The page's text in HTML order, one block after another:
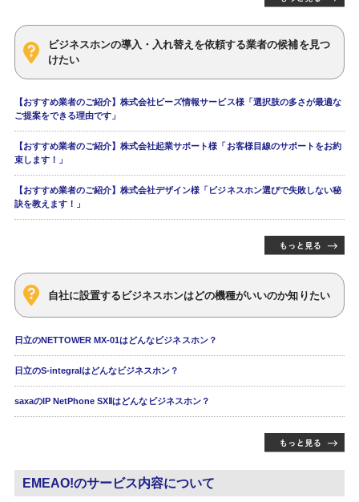
ビジネスホンの導入・入れ替えを依頼する業者の候補を見つ
けたい
【おすすめ業者のご紹介】株式会社ビーズ情報サービス様「選択肢の多さが最適な
ご提案をできる理由です」
【おすすめ業者のご紹介】株式会社起業サポート様「お客様目線のサポートをお約
束します！」
【おすすめ業者のご紹介】株式会社デザイン様「ビジネスホン選びで失敗しない秘
訣を教えます！」
自社に設置するビジネスホンはどの機種がいいのか知りたい
日立のNETTOWER MX-01はどんなビジネスホン？
日立のS-integralはどんなビジネスホン？
saxaのIP NetPhone SXⅡはどんなビジネスホン？
EMEAO!のサービス内容について